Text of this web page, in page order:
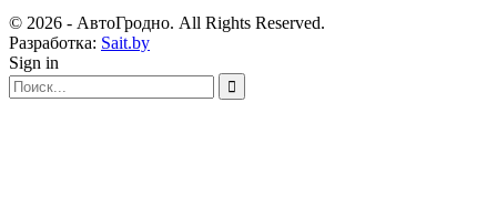
© 2026 - АвтоГродно. All Rights Reserved.
Разработка: Sait.by
Sign in